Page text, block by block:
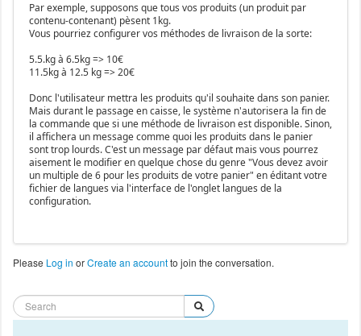
Par exemple, supposons que tous vos produits (un produit par
contenu-contenant) pèsent 1kg.
Vous pourriez configurer vos méthodes de livraison de la sorte:
5.5.kg à 6.5kg => 10€
11.5kg à 12.5 kg => 20€
Donc l'utilisateur mettra les produits qu'il souhaite dans son panier.
Mais durant le passage en caisse, le système n'autorisera la fin de
la commande que si une méthode de livraison est disponible. Sinon,
il affichera un message comme quoi les produits dans le panier
sont trop lourds. C'est un message par défaut mais vous pourrez
aisement le modifier en quelque chose du genre "Vous devez avoir
un multiple de 6 pour les produits de votre panier" en éditant votre
fichier de langues via l'interface de l'onglet langues de la
configuration.
Please Log in orCreate an accountto join the conversation.